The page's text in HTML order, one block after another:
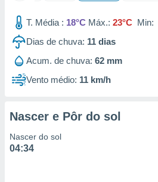
T. Média : 18°C Máx.: 23°C Min:
Dias de chuva: 11 dias
Acum. de chuva: 62 mm
Vento médio: 11 km/h
Nascer e Pôr do sol
Nascer do sol
04:34